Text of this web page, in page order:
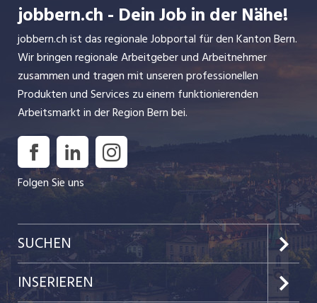
jobbern.ch - Dein Job in der Nähe!
jobbern.ch ist das regionale Jobportal für den Kanton Bern.
Wir bringen regionale Arbeitgeber und Arbeitnehmer
zusammen und tragen mit unseren professionellen
Produkten und Services zu einem funktionierenden
Arbeitsmarkt in der Region Bern bei.
Folgen Sie uns
SUCHEN
Jobs im Kanton Bern
INSERIEREN